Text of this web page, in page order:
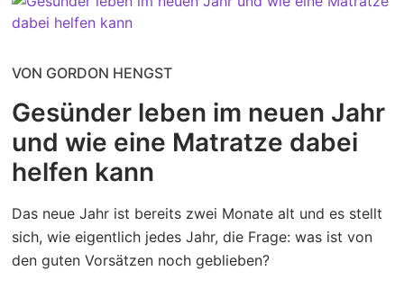
VON GORDON HENGST
Gesünder leben im neuen Jahr
und wie eine Matratze dabei
helfen kann
Das neue Jahr ist bereits zwei Monate alt und es stellt
sich, wie eigentlich jedes Jahr, die Frage: was ist von
den guten Vorsätzen noch geblieben?